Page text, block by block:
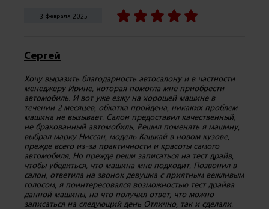
3 февраля 2025
Сергей
Хочу выразить благодарность автосалону и в частности
менеджеру Ирине, которая помогла мне приобрести
автомобиль. И вот уже езжу на хорошей машине в
течении 2 месяцев, обкатка пройдена, никаких проблем
машина не вызывает. Салон предоставил качественный,
не бракованный автомобиль. Решил поменять я машину,
выбрал марку Ниссан, модель Кашкай в новом кузове,
прежде всего из-за практичности и красоты самого
автомобиля. Но прежде реши записаться на тест драйв,
чтобы убедиться, что машина мне подходит. Позвонил в
салон, ответила на звонок девушка с приятным вежливым
голосом, я поинтересовался возможностью тест драйва
данной машины, на что получил ответ, что можно
записаться на следующий день Отлично, так и сделали.